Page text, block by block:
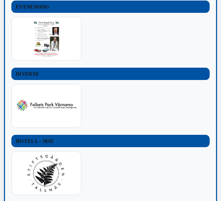
EVENEMANG
DIVERSE
HOTELL - MAT